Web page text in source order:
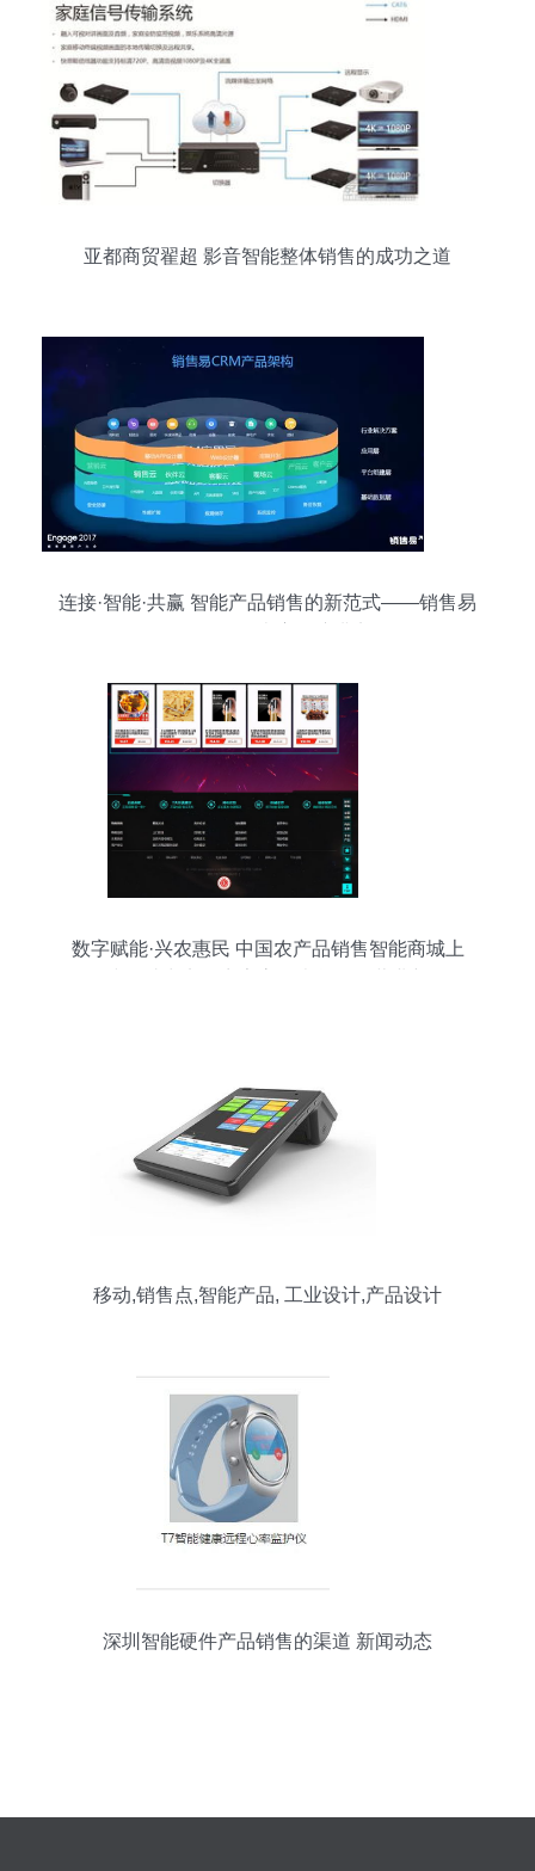
亚都商贸翟超 影音智能整体销售的成功之道
连接·智能·共赢 智能产品销售的新范式——销售易
数字赋能·兴农惠民 中国农产品销售智能商城上
移动,销售点,智能产品, 工业设计,产品设计
深圳智能硬件产品销售的渠道 新闻动态